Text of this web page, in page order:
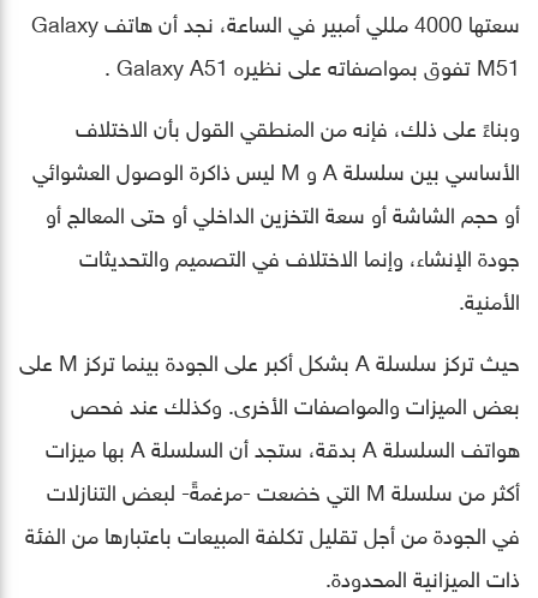
سعتها 4000 مللي أمبير في الساعة، نجد أن هاتف Galaxy
M51 تفوق بمواصفاته على نظيره Galaxy A51 .
وبناءً على ذلك، فإنه من المنطقي القول بأن الاختلاف
الأساسي بين سلسلة A و M ليس ذاكرة الوصول العشوائي
أو حجم الشاشة أو سعة التخزين الداخلي أو حتى المعالج أو
جودة الإنشاء، وإنما الاختلاف في التصميم والتحديثات
الأمنية.
حيث تركز سلسلة A بشكل أكبر على الجودة بينما تركز M على
بعض الميزات والمواصفات الأخرى. وكذلك عند فحص
هواتف السلسلة A بدقة، ستجد أن السلسلة A بها ميزات
أكثر من سلسلة M التي خضعت -مرغمةً- لبعض التنازلات
في الجودة من أجل تقليل تكلفة المبيعات باعتبارها من الفئة
ذات الميزانية المحدودة.